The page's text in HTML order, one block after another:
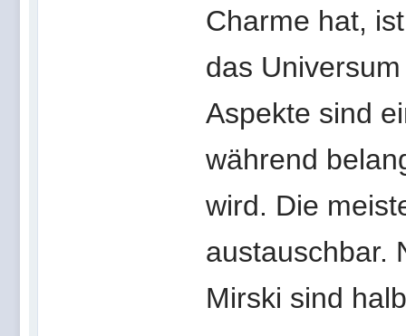
Charme hat,
das
Aspekte sind
während
wird. Die
austauschbar.
Mirski sind